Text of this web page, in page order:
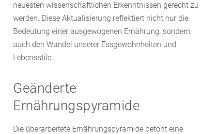
neuesten wissenschaftlichen Erkenntnissen gerecht zu
werden. Diese Aktualisierung reflektiert nicht nur die
Bedeutung einer ausgewogenen Ernährung, sondern
auch den Wandel unserer Essgewohnheiten und
Lebensstile.
Geänderte
Ernährungspyramide
Die überarbeitete Ernährungspyramide betont eine